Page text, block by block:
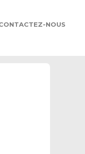
NOUS